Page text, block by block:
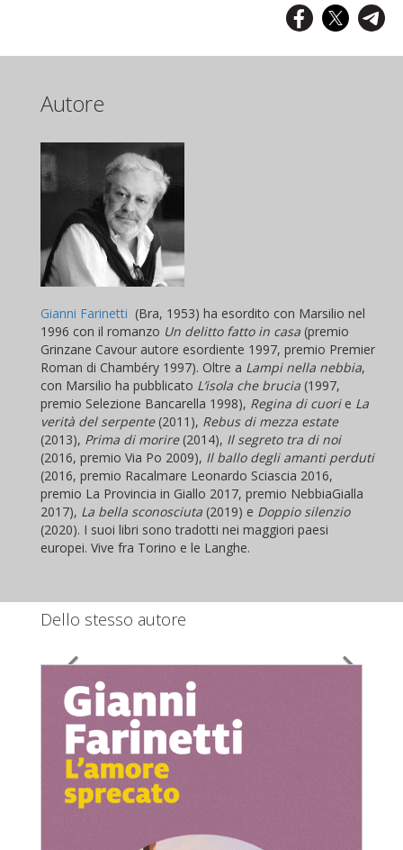
Autore
Gianni Farinetti (Bra, 1953) ha esordito con Marsilio nel
1996 con il romanzo Un delitto fatto in casa (premio
Grinzane Cavour autore esordiente 1997, premio Premier
Roman di Chambéry 1997). Oltre a Lampi nella nebbia,
con Marsilio ha pubblicato L’isola che brucia (1997,
premio Selezione Bancarella 1998), Regina di cuori e La
verità del serpente(2011), Rebus di mezza estate
(2013), Prima di morire(2014), Il segreto tra di noi
(2016, premio Via Po 2009), Il ballo degli amanti perduti
(2016, premio Racalmare Leonardo Sciascia 2016,
premio La Provincia in Giallo 2017, premio NebbiaGialla
2017), La bella sconosciuta (2019) e Doppio silenzio
(2020). I suoi libri sono tradotti nei maggiori paesi
europei. Vive fra Torino e le Langhe.
Dello stesso autore